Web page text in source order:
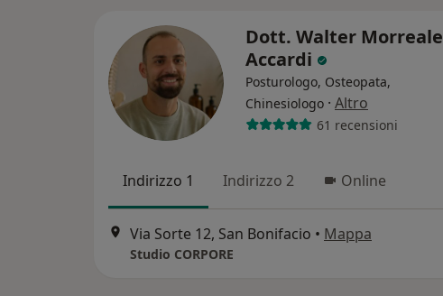
Dott. Walter Morreale
Accardi
Posturologo, Osteopata,
Chinesiologo · Altro
61 recensioni
Indirizzo 1 Indirizzo 2 Online
Via Sorte 12, San Bonifacio • Mappa
Studio CORPORE